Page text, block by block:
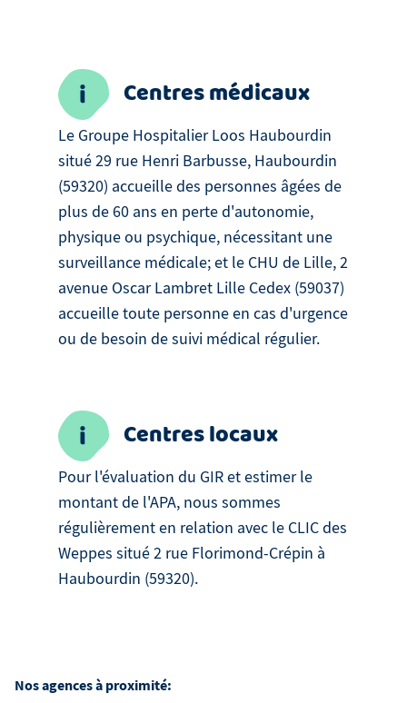
Centres médicaux
Le Groupe Hospitalier Loos Haubourdin
situé 29 rue Henri Barbusse, Haubourdin
(59320) accueille des personnes âgées de
plus de 60 ans en perte d'autonomie,
physique ou psychique, nécessitant une
surveillance médicale; et le CHU de Lille, 2
avenue Oscar Lambret Lille Cedex (59037)
accueille toute personne en cas d'urgence
ou de besoin de suivi médical régulier.
Centres locaux
Pour l'évaluation du GIR et estimer le
montant de l'APA, nous sommes
régulièrement en relation avec le CLIC des
Weppes situé 2 rue Florimond-Crépin à
Haubourdin (59320).
Nos agences à proximité: